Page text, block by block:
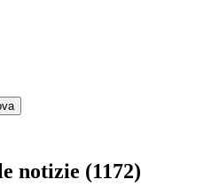
notizie (1172)